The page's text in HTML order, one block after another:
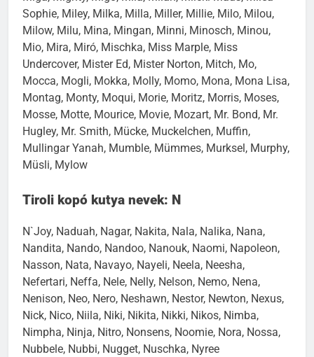
Miga, Mighty, Migo, Mila, Milan, Milcki Maus, Milea
Sophie, Miley, Milka, Milla, Miller, Millie, Milo, Milou,
Milow, Milu, Mina, Mingan, Minni, Minosch, Minou,
Mio, Mira, Miró, Mischka, Miss Marple, Miss
Undercover, Mister Ed, Mister Norton, Mitch, Mo,
Mocca, Mogli, Mokka, Molly, Momo, Mona, Mona Lisa,
Montag, Monty, Moqui, Morie, Moritz, Morris, Moses,
Mosse, Motte, Mourice, Movie, Mozart, Mr. Bond, Mr.
Hugley, Mr. Smith, Mücke, Muckelchen, Muffin,
Mullingar Yanah, Mumble, Mümmes, Murksel, Murphy,
N`Joy, Naduah, Nagar, Nakita, Nala, Nalika, Nana,
Nandita, Nando, Nandoo, Nanouk, Naomi, Napoleon,
Nasson, Nata, Navayo, Nayeli, Neela, Neesha,
Nefertari, Neffa, Nele, Nelly, Nelson, Nemo, Nena,
Nenison, Neo, Nero, Neshawn, Nestor, Newton, Nexus,
Nick, Nico, Niila, Niki, Nikita, Nikki, Nikos, Nimba,
Nimpha, Ninja, Nitro, Nonsens, Noomie, Nora, Nossa,